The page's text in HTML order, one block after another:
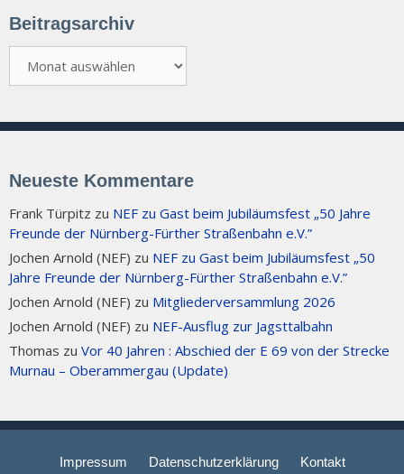
Beitragsarchiv
Neueste Kommentare
Frank Türpitz zu NEF zu Gast beim Jubiläumsfest „50 Jahre
Freunde der Nürnberg-Fürther Straßenbahn e.V.”
Jochen Arnold (NEF) zu NEF zu Gast beim Jubiläumsfest „50
Jahre Freunde der Nürnberg-Fürther Straßenbahn e.V.”
Jochen Arnold (NEF) zu Mitgliederversammlung 2026
Jochen Arnold (NEF) zu NEF-Ausflug zur Jagsttalbahn
Thomas zu Vor 40 Jahren : Abschied der E 69 von der Strecke
Murnau – Oberammergau (Update)
Impressum Datenschutzerklärung Kontakt